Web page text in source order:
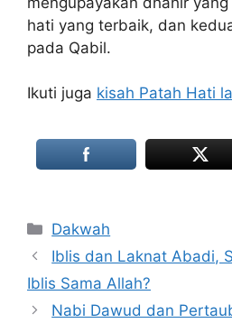
hati yang terbaik, dan
pada Qabil.
Ikuti juga kisah Patah Hati
Categories
Dakwah
Iblis dan Laknat Abadi,
Iblis Sama Allah?
Nabi Dawud dan